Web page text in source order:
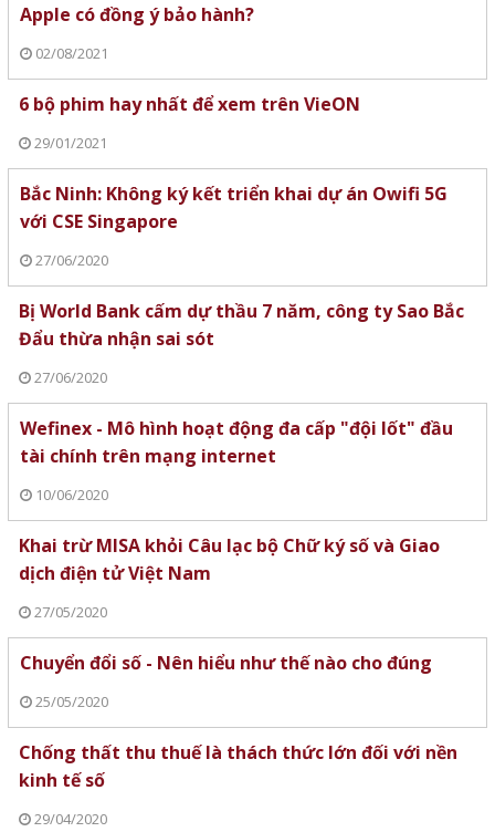
Apple có đồng ý bảo hành?
02/08/2021
6 bộ phim hay nhất để xem trên VieON
29/01/2021
Bắc Ninh: Không ký kết triển khai dự án Owifi 5G
với CSE Singapore
27/06/2020
Bị World Bank cấm dự thầu 7 năm, công ty Sao Bắc
Đẩu thừa nhận sai sót
27/06/2020
Wefinex - Mô hình hoạt động đa cấp "đội lốt" đầu
tài chính trên mạng internet
10/06/2020
Khai trừ MISA khỏi Câu lạc bộ Chữ ký số và Giao
dịch điện tử Việt Nam
27/05/2020
Chuyển đổi số - Nên hiểu như thế nào cho đúng
25/05/2020
Chống thất thu thuế là thách thức lớn đối với nền
kinh tế số
29/04/2020